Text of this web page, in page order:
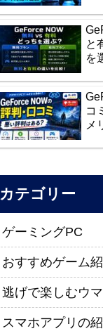
と
を
コ
メ
カテゴリー
ゲーミングPC
おすすめゲーム
逃げで楽しむウ
スマホアプリの